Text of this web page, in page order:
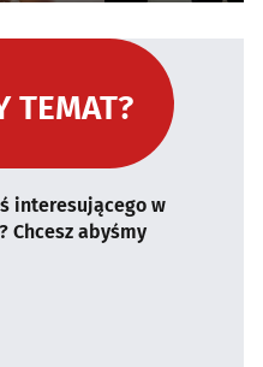
TEMAT?
interesującego w
Chcesz abyśmy